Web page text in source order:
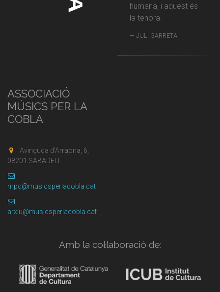
humana, i aquest és
la tenora.
JULI GARRETA
ASSOCIACIÓ
MÚSICS PER LA
COBLA
Avinguda d'Arraona, 6,
08201 SABADELL
mpc@musicsperlacobla.cat
arxiu@musicsperlacobla.cat
Amb la col·laboració de: